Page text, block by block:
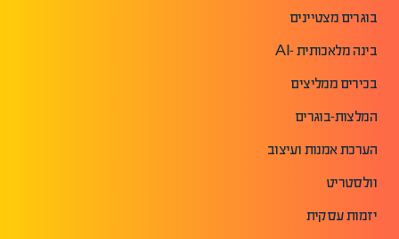
בוגרים מצטיינים
בינה מלאכותית -AI
בכירים ממליצים
המלצות-בוגרים
הערכת אמנות ועיצוב
וולסטריט
יזמות עסקית